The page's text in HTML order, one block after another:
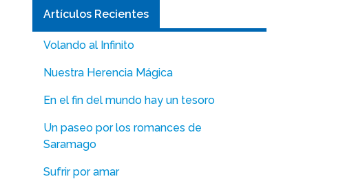
Artículos Recientes
Volando al Infinito
Nuestra Herencia Mágica
En el fin del mundo hay un tesoro
Un paseo por los romances de
Saramago
Sufrir por amar